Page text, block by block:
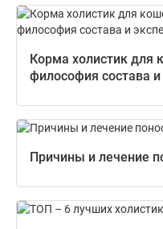
Корма холистик для
философия состава
Причины и лечение